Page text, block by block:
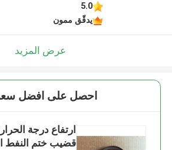
5.0
يدقّق ممون
عرض المزيد
احصل على افضل
ارتفاع درجة
قضيب ختم النفط